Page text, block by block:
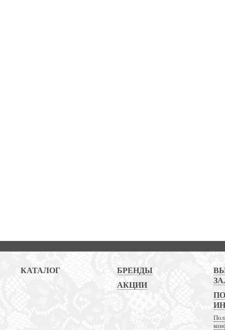
КАТАЛОГ
БРЕНДЫ
АКЦИИ